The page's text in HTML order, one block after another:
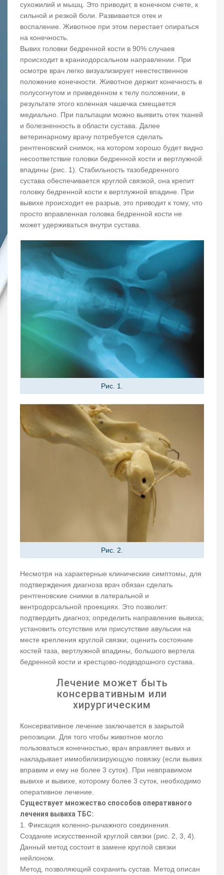
сухожилий и мышц. Это приводит, в конечном счете, к
сильной и резкой боли. Развивается отек и
воспаление. Животное при этом перестает опираться
на конечность.
Вывих головки бедренной кости в 90% случаев
происходит в краниодорсальном направлении. При
осмотре врач легко визуализирует неестественное
положение конечности. Животное держит конечность в
полусогнутом и приведенном к телу положении, в
результате этого коленная чашечка смещается
медиально. При пальпации можно выявить отек тканей
и болезненность в области сустава. Далее
ветеринарному врачу потребуется сделать
рентгеновский снимок, на котором хорошо будет видно
несоответствие головки бедренной кости и вертлужной
впадины (рис. 1). Стабильность тазобедренного
сустава обеспечивается круглой связкой, она крепит
головку бедренной кости к вертлужной впадине. При
вывихе происходит ее разрыв, это приводит к тому, что
просто вправленная головка бедренной кости не
может удерживаться внутри сустава.
Рис. 1.
Рис. 2.
Несмотря на характерные клинические симптомы, для
подтверждения диагноза врач обязан сделать
рентгеновские снимки в латеральной и
вентродорсальной проекциях. Это позволит:
подтвердить диагноз; определить направление вывиха;
установить отсутствие или присутствие авульсии на
месте крепления круглой связки; оценить состояние
костей таза, вертлужной впадины, большого вертела
бедренной кости и крестцово-подвздошного сустава.
Лечение может быть
консервативным или
хирургическим
Консервативное лечение заключается в закрытой
репозиции. Для того чтобы животное могло
пользоваться конечностью, врач вправляет вывих и
накладывает иммобилизирующую повязку (если вывих
вправим и ему не более 3 суток). При невправимом
вывихе и вывихе, которому более 3 суток, необходимо
оперативное лечение.
Существует множество способов оперативного
лечения вывиха ТБC:
1. Фиксация коленно-рычажного соединения.
Создание искусственной круглой связки (рис. 2, 3, 4).
Данный метод состоит в замене круглой связки
нейлоном.
Метод, позволяющий сохранить сустав. Метод описан